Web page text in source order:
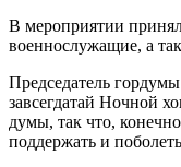
В мероприятии
военнослужащие, а
Председатель
завсегдатай Ночной
думы, так что,
поддержать и